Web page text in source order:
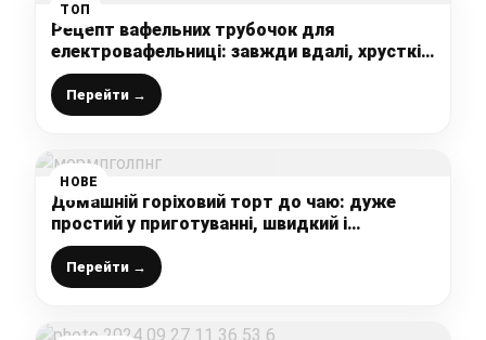
ТОП
Рецепт вафельних трубочок для
електровафельниці: завжди вдалі, хрусткі і
неймовірно смачно (збережіть, щоб не
загубити!)
Перейти →
НОВЕ
Домашній горіховий торт до чаю: дуже
простий у приготуванні, швидкий і
незвичайно смачний, ділюсь рецептом
Перейти →